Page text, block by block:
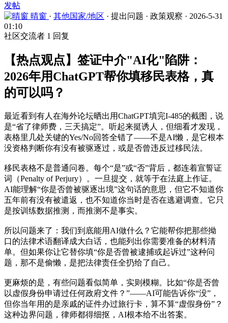
发帖
晴窗 · 其他国家/地区 · 提出问题 · 政策观察 · 2026-5-31
01:10
社区交流者 1 回复
【热点观点】签证中介"AI化"陷阱：
2026年用ChatGPT帮你填移民表格，真
的可以吗？
最近看到有人在海外论坛晒出用ChatGPT填完I-485的截图，说
是“省了律师费，三天搞定”。听起来挺诱人，但细看才发现，
表格里几处关键的Yes/No回答全错了——不是AI懒，是它根本
没资格判断你有没有被驱逐过，或是否曾违反过移民法。
移民表格不是普通问卷。每个“是”或“否”背后，都连着宣誓证
词（Penalty of Perjury）。一旦提交，就等于在法庭上作证。
AI能理解“你是否曾被驱逐出境”这句话的意思，但它不知道你
五年前有没有被遣返，也不知道你当时是否在逃避调查。它只
是按训练数据推测，而推测不是事实。
所以问题来了：我们到底能用AI做什么？它能帮你把那些拗
口的法律术语翻译成大白话，也能列出你需要准备的材料清
单。但如果你让它替你填“你是否曾被逮捕或起诉过”这种问
题，那不是偷懒，是把法律责任全扔给了自己。
更麻烦的是，有些问题看似简单，实则模糊。比如“你是否曾
以虚假身份申请过任何政府文件？”——AI可能告诉你“没”，
但你当年用的是亲戚的证件办过旅行卡，算不算“虚假身份”？
这种边界问题，律师都得细抠，AI根本给不出答案。